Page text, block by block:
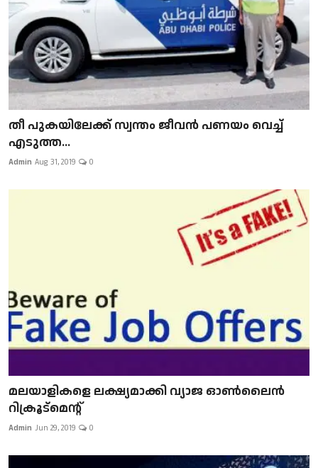
​​​​​​​തീ പുകയിലേക്ക് സ്വന്തം ജീവന്‍ പണയം വെച്ച്
എടുത്ത...
Admin Aug 31, 2019 0
മലയാളികളെ ലക്ഷ്യമാക്കി വ്യാജ ഓൺലൈൻ
റിക്രൂട്മെന്റ്
Admin Jun 29, 2019 0